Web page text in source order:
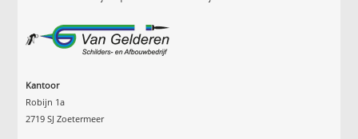
Kantoor
Robijn 1a
2719 SJ Zoetermeer